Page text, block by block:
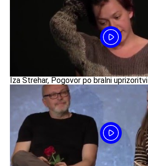
Iza Strehar, Pogovor po bralni uprizoritvi